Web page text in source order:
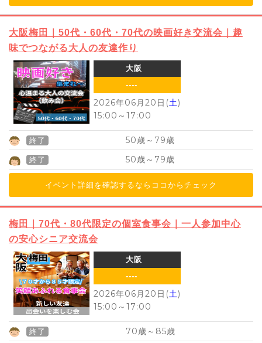
大阪梅田｜50代・60代・70代の映画好き交流会｜趣
味でつながる大人の友達作り
大阪
----
2026年06月20日(土)
15:00 ～ 17:00
終了 50歳～ 79歳
終了 50歳～ 79歳
イベント詳細を確認するならココからチェック
梅田｜70代・80代限定の個室食事会｜一人参加中心
の安心シニア交流会
大阪
----
2026年06月20日(土)
15:00 ～ 17:00
終了 70歳～ 85歳